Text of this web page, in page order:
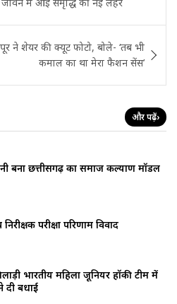
ने शेयर की क्यूट फोटो, बोले- ‘तब भी
कमाल का था मेरा फैशन सेंस’
और पढ़ें›
बना छत्तीसगढ़ का समाज कल्याण मॉडल
परीक्षा परिणाम विवाद
भारतीय महिला जूनियर हॉकी टीम में
बधाई